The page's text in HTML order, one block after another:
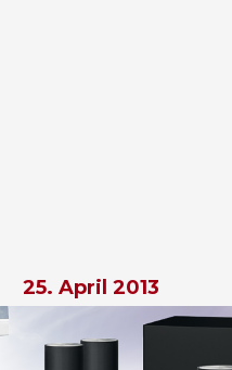
25. April 2013